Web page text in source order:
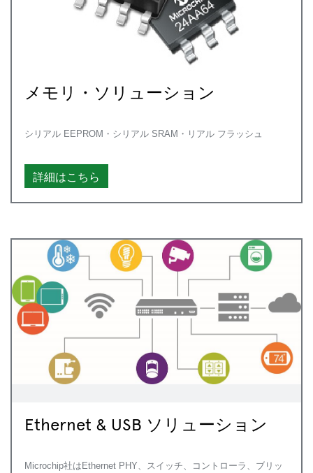
メモリ・ソリューション
シリアル EEPROM・シリアル SRAM・リアル フラッシュ
詳細はこちら
Ethernet & USB ソリューション
Microchip社はEthernet PHY、スイッチ、コントローラ、ブリッ